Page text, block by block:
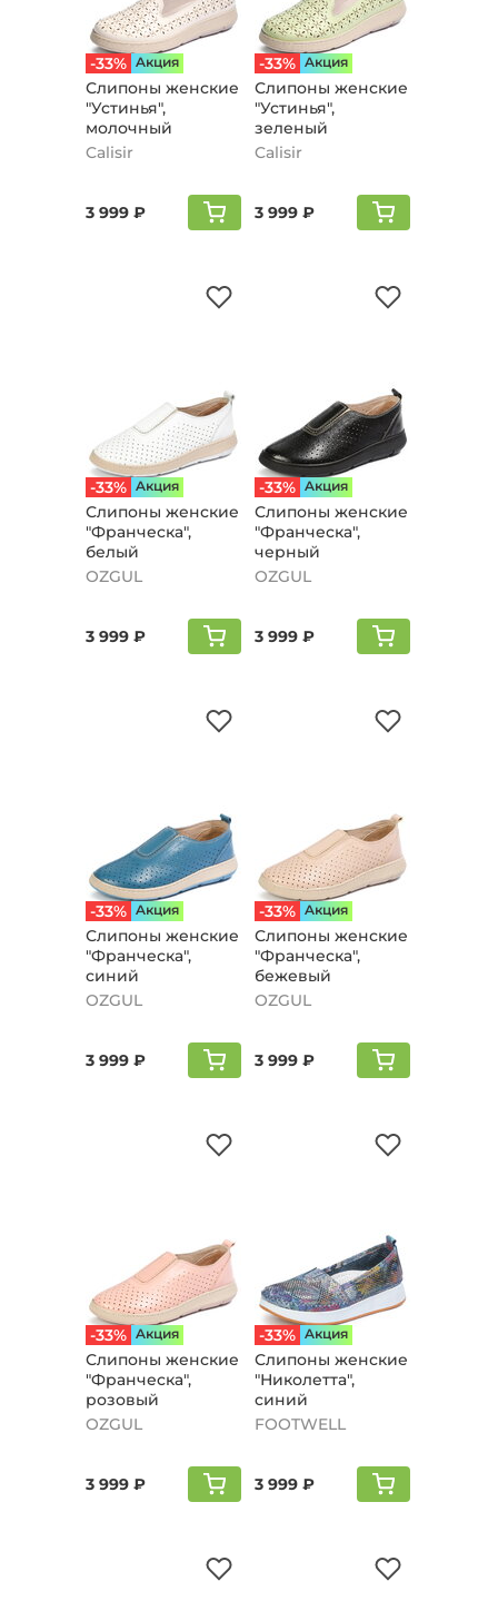
-33% Aкция
Слипоны женские
"Устинья",
молочный
Calisir
3 999 ₽
-33% Aкция
Слипоны женские
"Устинья",
зеленый
Calisir
3 999 ₽
-33% Aкция
Слипоны женские
"Франческа",
белый
OZGUL
3 999 ₽
-33% Aкция
Слипоны женские
"Франческа",
черный
OZGUL
3 999 ₽
-33% Aкция
Слипоны женские
"Франческа",
синий
OZGUL
3 999 ₽
-33% Aкция
Слипоны женские
"Франческа",
бежевый
OZGUL
3 999 ₽
-33% Aкция
Слипоны женские
"Франческа",
розовый
OZGUL
3 999 ₽
-33% Aкция
Слипоны женские
"Николетта",
синий
FOOTWELL
3 999 ₽